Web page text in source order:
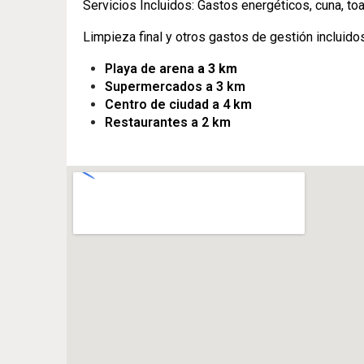
Servicios Incluidos: Gastos energéticos, cuna,
Limpieza final y otros gastos de gestión
Playa de arena a 3 km
Supermercados a 3 km
Centro de ciudad a 4 km
Restaurantes a 2 km